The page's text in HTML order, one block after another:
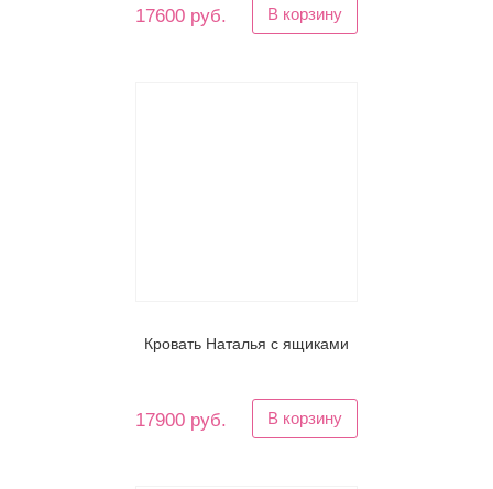
17600 руб. В корзину
Кровать Наталья с ящиками
17900 руб. В корзину